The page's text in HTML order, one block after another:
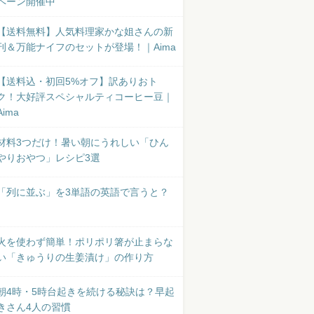
送料無料】人気料理家かな姐さんの新
＆万能ナイフのセットが登場！｜Aima
送料込・初回5%オフ】訳ありおト
！大好評スペシャルティコーヒー豆｜
料3つだけ！暑い朝にうれしい「ひん
りおやつ」レシピ3選
列に並ぶ」を3単語の英語で言うと？
を使わず簡単！ポリポリ箸が止まらな
「きゅうりの生姜漬け」の作り方
4時・5時台起きを続ける秘訣は？早起
さん4人の習慣